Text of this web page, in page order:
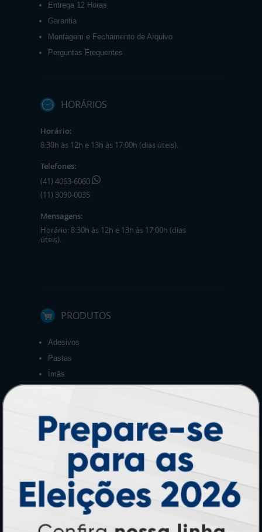
Entrega 12 Horas
Garantia
Montagem e Fechamento de Arquivo
Perguntas Frequentes
HORÁRIOS
Horário:
8:30h às 12h e 13h às 17:00h (dias úteis).
Telefones:
(41) 4063-6060
(11) 3090-0035
Mensagens:
Horário: 8:30h às 12h e 13h às 17:00h (dias
úteis).
PRODUTOS
Adesivos
Pastas
Ímãs
Banners e Lonas
Calendários 2027
PAGUE COM